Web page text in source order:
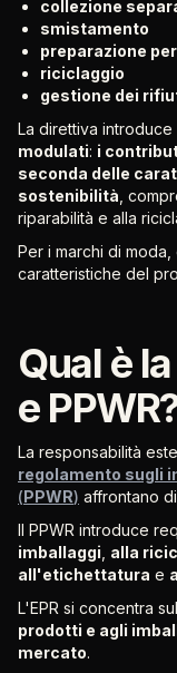
collezione
smistamento
preparazione
riciclaggio
gestione dei
La direttiva
modulati: i
seconda delle
sostenibilità ,
riparabilità e alla
Per i marchi di
caratteristiche del
Qual è
e
La responsabilità
regolamento sugli
(PPWR) affrontano
Il PPWR introduce
imballaggi alla
all'etichettatura e
L'EPR si concentra
prodotti e agli
mercato.